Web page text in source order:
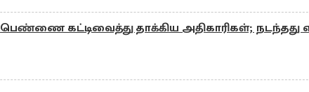
பெண்ணை கட்டிவைத்து தாக்கிய அதிகாரிகள்; நடந்தது